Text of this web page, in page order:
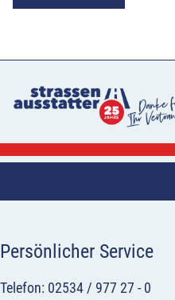
Persönlicher Service
Telefon: 02534 / 977 27 - 0